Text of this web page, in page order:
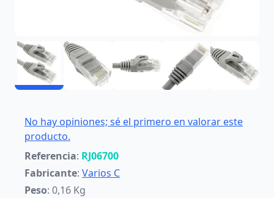
No hay opiniones; sé el primero en valorar este
producto.
Referencia: RJ06700
Fabricante: Varios C
Peso: 0,16 Kg